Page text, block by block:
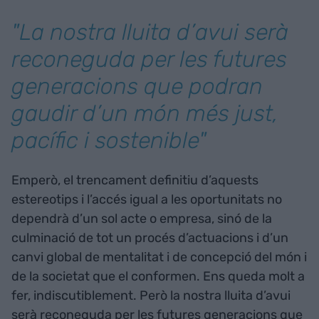
"La nostra lluita d’avui serà
reconeguda per les futures
generacions que podran
gaudir d’un món més just,
pacífic i sostenible"
Emperò, el trencament definitiu d’aquests
estereotips i l’accés igual a les oportunitats no
dependrà d’un sol acte o empresa, sinó de la
culminació de tot un procés d’actuacions i d’un
canvi global de mentalitat i de concepció del món i
de la societat que el conformen. Ens queda molt a
fer, indiscutiblement. Però la nostra lluita d’avui
serà reconeguda per les futures generacions que